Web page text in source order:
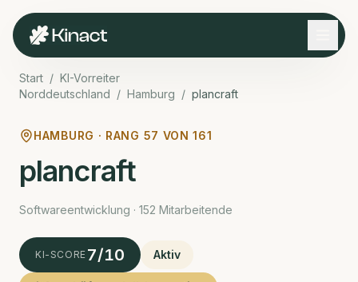
Start / KI-Vorreiter
Norddeutschland / Hamburg / plancraft
HAMBURG · RANG 57 VON161
plancraft
Software­entwicklung · 152 Mitarbeitende
KI-SCORE 7/10 Aktiv